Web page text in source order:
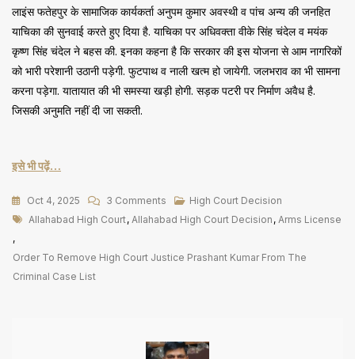
लाइंस फतेहपुर के सामाजिक कार्यकर्ता अनुपम कुमार अवस्थी व पांच अन्य की जनहित
याचिका की सुनवाई करते हुए दिया है. याचिका पर अधिवक्ता वीके सिंह चंदेल व मयंक
कृष्ण सिंह चंदेल ने बहस की. इनका कहना है कि सरकार की इस योजना से आम नागरिकों
को भारी परेशानी उठानी पड़ेगी. फुटपाथ व नाली खत्म हो जायेगी. जलभराव का भी सामना
करना पड़ेगा. यातायात की भी समस्या खड़ी होगी. सड़क पटरी पर निर्माण अवैध है.
जिसकी अनुमति नहीं दी जा सकती.
इसे भी पढ़ें…
Oct 4, 2025 3 Comments On
Criminal
लंबित
कर
High Court Decision
Tags
Allahabad High Court, Allahabad High Court Decision , Arms License
,
Order To Remove High Court Justice Prashant Kumar From The
Criminal Case List